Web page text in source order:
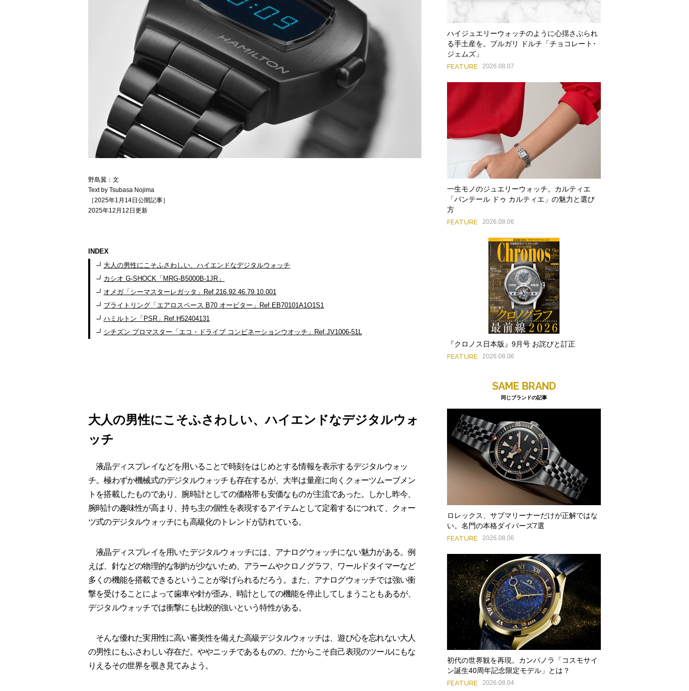
野島翼：文
Text by Tsubasa Nojima
［2025年1月14日公開記事］
2025年12月12日更新
INDEX
大人の男性にこそふさわしい、ハイエンドなデジタルウォッチ
カシオ G-SHOCK「MRG-B5000B-1JR」
オメガ「シーマスターレガッタ」Ref.216.92.46.79.10.001
ブライトリング「エアロスペース B70 オービター」Ref.EB70101A1O1S1
ハミルトン「PSR」Ref.H52404131
シチズン プロマスター「エコ・ドライブ コンビネーションウオッチ」Ref.JV1006-51L
大人の男性にこそふさわしい、ハイエンドなデジタルウォ
ッチ
液晶ディスプレイなどを用いることで時刻をはじめとする情報を表示するデジタルウォッ
チ。極わずか機械式のデジタルウォッチも存在するが、大半は量産に向くクォーツムーブメン
トを搭載したものであり、腕時計としての価格帯も安価なものが主流であった。しかし昨今、
腕時計の趣味性が高まり、持ち主の個性を表現するアイテムとして定着するにつれて、クォー
ツ式のデジタルウォッチにも高級化のトレンドが訪れている。
液晶ディスプレイを用いたデジタルウォッチには、アナログウォッチにない魅力がある。例
えば、針などの物理的な制約が少ないため、アラームやクロノグラフ、ワールドタイマーなど
多くの機能を搭載できるということが挙げられるだろう。また、アナログウォッチでは強い衝
撃を受けることによって歯車や針が歪み、時計としての機能を停止してしまうこともあるが、
デジタルウォッチでは衝撃にも比較的強いという特性がある。
そんな優れた実用性に高い審美性を備えた高級デジタルウォッチは、遊び心を忘れない大人
の男性にもふさわしい存在だ。ややニッチであるものの、だからこそ自己表現のツールにもな
りえるその世界を覗き見てみよう。
ハイジュエリーウォッチのように心揺さぶられ
る手土産を。ブルガリ ドルチ「チョコレート･
ジェムズ」
FEATURE 2026.08.07
一生モノのジュエリーウォッチ。カルティエ
「パンテール ドゥ カルティエ」の魅力と選び
方
FEATURE 2026.08.06
『クロノス日本版』9月号 お詫びと訂正
FEATURE 2026.08.06
SAME BRAND
同じブランドの記事
ロレックス、サブマリーナーだけが正解ではな
い。名門の本格ダイバーズ7選
FEATURE 2026.08.06
初代の世界観を再現。カンパノラ「コスモサイ
ン誕生40周年記念限定モデル」とは？
FEATURE 2026.08.04